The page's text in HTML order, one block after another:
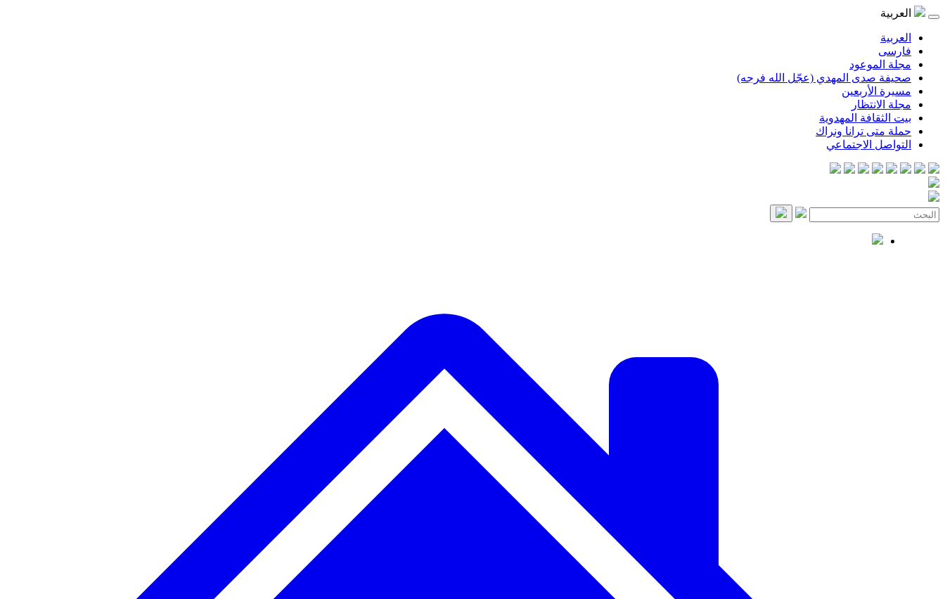
العربية
العربية
فارسی
مجلة الموعود
صحيفة صدى المهدي (عجّل الله فرجه)
مسيرة الأربعين
مجلة الانتظار
بيت الثقافة المهدوية
حملة متى ترانا ونراك
التواصل الاجتماعي